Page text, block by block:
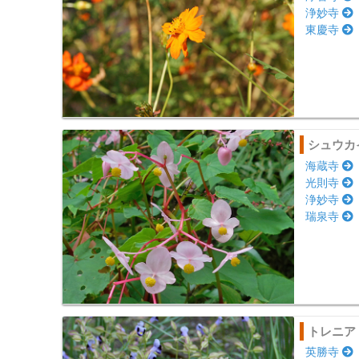
浄妙寺
東慶寺
シュウ
海蔵寺
光則寺
浄妙寺
瑞泉寺
トレニア
英勝寺